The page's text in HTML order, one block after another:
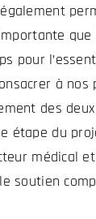
pour
à
des
étape du
médical